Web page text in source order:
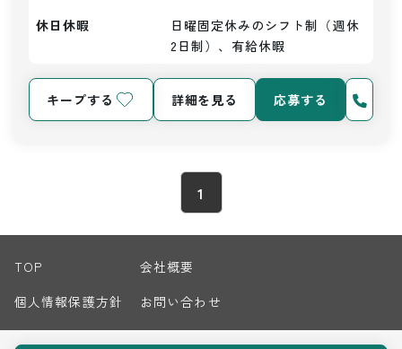
休日休暇
日曜固定休みのシフト制（週休
2日制）、有給休暇
キープする 詳細を見る 応募する
1
TOP
会社概要
個人情報保護方針
お問い合わせ